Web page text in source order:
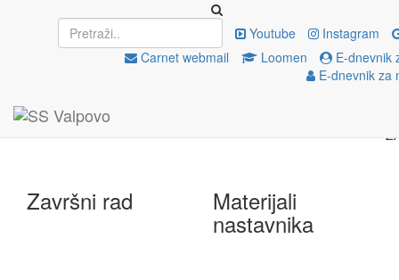
Youtube
Instagram
Carnet webmail
Loomen
E-dnevnik
E-dnevnik za
Upisi EU projekti
e-Škole
Završni rad Materijali
nastavnika